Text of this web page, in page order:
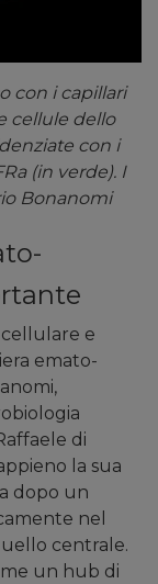
con i capillari
cellule dello
con i
(in verde). I
Bonanomi
cellulare e
emato-
di
la sua
dopo un
nel
centrale.
un hub di